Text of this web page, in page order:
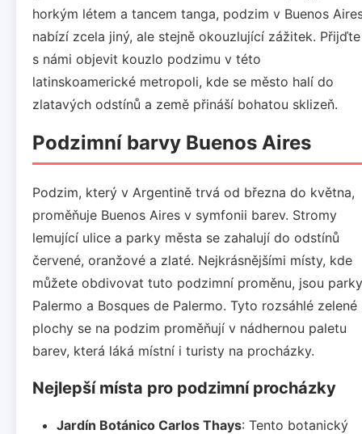
horkým létem a tancem tanga, podzim v Buenos
nabízí zcela jiný, ale stejně okouzlující zážitek. Přijďte
s námi objevit kouzlo podzimu v této
latinskoamerické metropoli, kde se město halí do
zlatavých odstínů a země přináší bohatou sklizeň.
Podzimní barvy Buenos Aires
Podzim, který v Argentině trvá od března do května,
proměňuje Buenos Aires v symfonii barev. Stromy
lemující ulice a parky města se zahalují do odstínů
červené, oranžové a zlaté. Nejkrásnějšími místy, kde
můžete obdivovat tuto podzimní proměnu, jsou parky
Palermo a Bosques de Palermo. Tyto rozsáhlé zelené
plochy se na podzim proměňují v nádhernou paletu
barev, která láká místní i turisty na procházky.
Nejlepší místa pro podzimní procházky
Jardín Botánico Carlos Thays: Tento botanický